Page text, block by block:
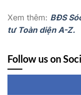
Xem thêm: BĐS
tư Toàn diện A-Z.
Follow us on